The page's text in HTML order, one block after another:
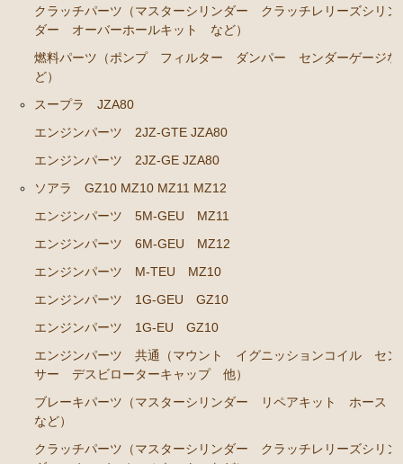
エンジンパーツ 1G-FE GX100
クラッチパーツ（マスターシリンダー クラッチレリ
ーズシリンダー オーバーホールキット など）
エンジンパーツ 5M-GEU
エンジンパーツ 5Ｍ-EU
エンジンパーツ M-TEU
エンジンパーツ M-EU
エンジンパーツ 1G-EU
エンジンパーツ（マウント 他）
ト ホース など）
クラッチパーツ（マスターシリンダー クラッチレリ
ーズシリンダー オーバーホールキット など）
ステアリングパーツ（ピットマンアーム アイドラー
アーム タイロッドエンド など）
クラッチパーツ（マスターシリンダー クラッチレリーズシリン
ダー オーバーホールキット など）
燃料パーツ（ポンプ フィルター ダンパー センダーゲージな
ど）
スープラ JZA80
エンジンパーツ 2JZ-GTE JZA80
エンジンパーツ 2JZ-GE JZA80
ソアラ GZ10 MZ10 MZ11 MZ12
エンジンパーツ 5M-GEU MZ11
エンジンパーツ 6M-GEU MZ12
エンジンパーツ M-TEU MZ10
エンジンパーツ 1G-GEU GZ10
エンジンパーツ 1G-EU GZ10
エンジンパーツ 共通（マウント イグニッションコイル セン
サー デスビローターキャップ 他）
ブレーキパーツ（マスターシリンダー リペアキット ホース
など）
クラッチパーツ（マスターシリンダー クラッチレリーズシリン